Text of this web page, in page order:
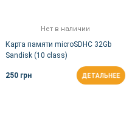
Нет в наличии
Карта памяти microSDHC 32Gb
Sandisk (10 class)
250 грн ДЕТАЛЬНЕЕ